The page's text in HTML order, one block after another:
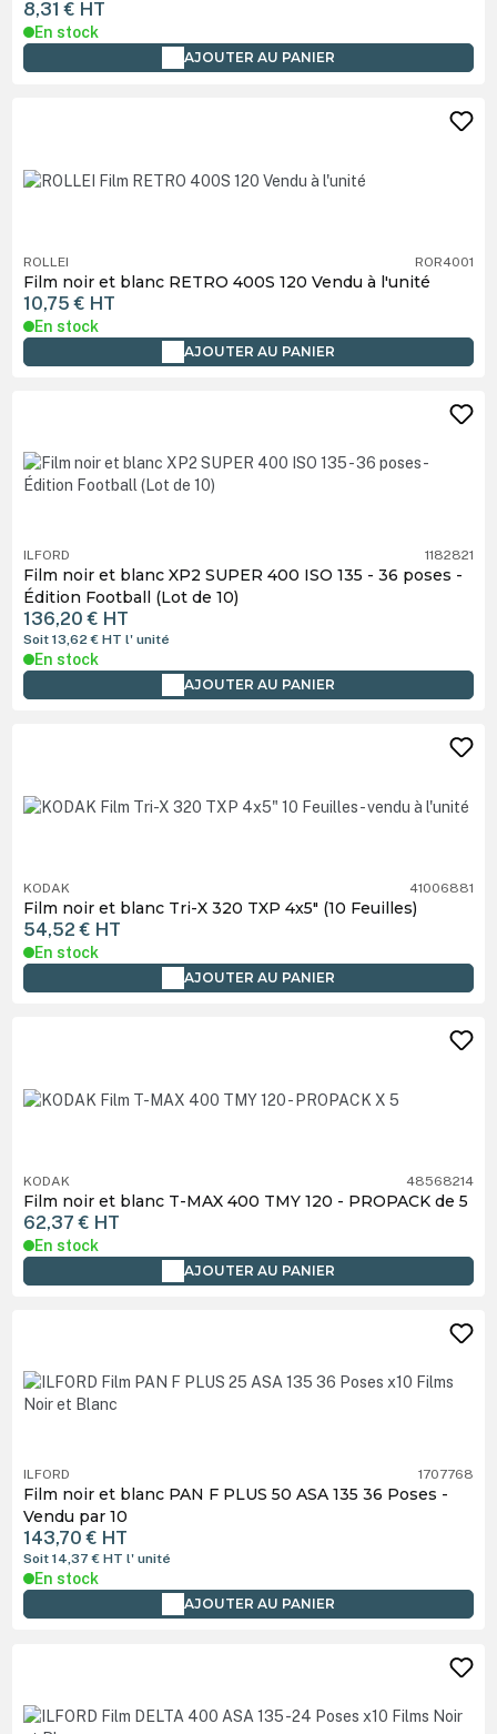
8,31 € HT
En stock
AJOUTER AU PANIER
ROLLEI ROR4001
Film noir et blanc RETRO 400S 120 Vendu à l'unité
10,75 € HT
En stock
AJOUTER AU PANIER
ILFORD 1182821
Film noir et blanc XP2 SUPER 400 ISO 135 - 36 poses -
Édition Football (Lot de 10)
136,20 € HT
Soit 13,62 €HTl' unité
En stock
AJOUTER AU PANIER
KODAK 41006881
Film noir et blanc Tri-X 320 TXP 4x5" (10 Feuilles)
54,52 € HT
En stock
AJOUTER AU PANIER
KODAK 48568214
Film noir et blanc T-MAX 400 TMY 120 - PROPACK de 5
62,37 € HT
En stock
AJOUTER AU PANIER
ILFORD 1707768
Film noir et blanc PAN F PLUS 50 ASA 135 36 Poses -
Vendu par 10
143,70 € HT
Soit 14,37 €HTl' unité
En stock
AJOUTER AU PANIER